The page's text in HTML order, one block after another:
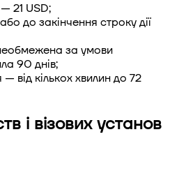
21 USD;
до закінчення строку дії
необмежена за умови
90 днів;
від кількох хвилин до 72
і візових установ